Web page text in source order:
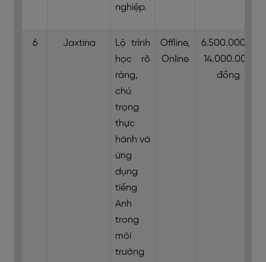
nghiệp.
6 Jaxtina
Lộ trình
học rõ
ràng,
chú
trọng
thực
hành và
ứng
dụng
tiếng
Anh
trong
môi
trường
Offline,
Online
6.500.000 –
14.000.000
đồng